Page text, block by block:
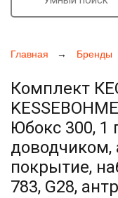
Главная Бренды
Комплект
Юбокс 300, 1
доводчиком,
покрытие,
783, G28,